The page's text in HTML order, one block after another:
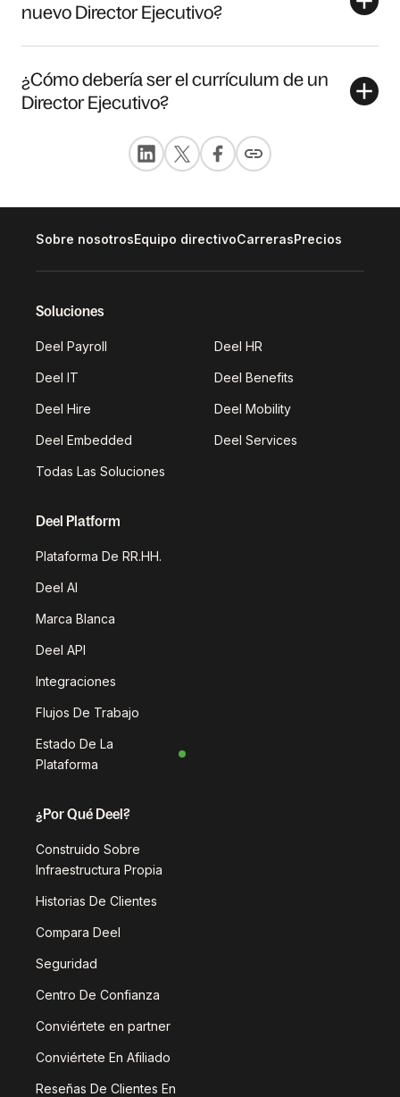
nuevo Director Ejecutivo?
¿Cómo debería ser el currículum de un
Director Ejecutivo?
Sobre nosotrosEquipo directivoCarrerasPrecios
Soluciones
Deel Payroll Deel HR
Deel IT Deel Benefits
Deel Hire Deel Mobility
Deel Embedded Deel Services
Todas Las Soluciones
Deel Platform
Plataforma De RR.HH.
Deel AI
Marca Blanca
Deel API
Integraciones
Flujos De Trabajo
Estado De La
Plataforma
¿Por Qué Deel?
Construido Sobre
Infraestructura Propia
Historias De Clientes
Compara Deel
Seguridad
Centro De Confianza
Conviértete en partner
Conviértete En Afiliado
Reseñas De Clientes En